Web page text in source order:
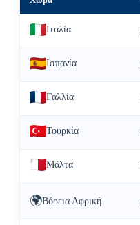
Ιταλία
Ισπανία
Γαλλία
Τουρκία
Μάλτα
🌍Βόρεια Αφρική